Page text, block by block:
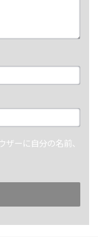
ーに自分の名前、